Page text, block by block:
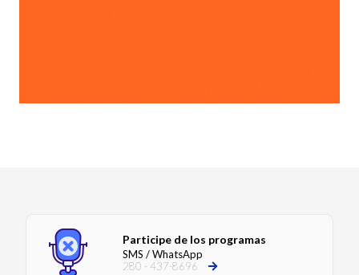
Participe de los programas
SMS / WhatsApp
280 - 437-8696